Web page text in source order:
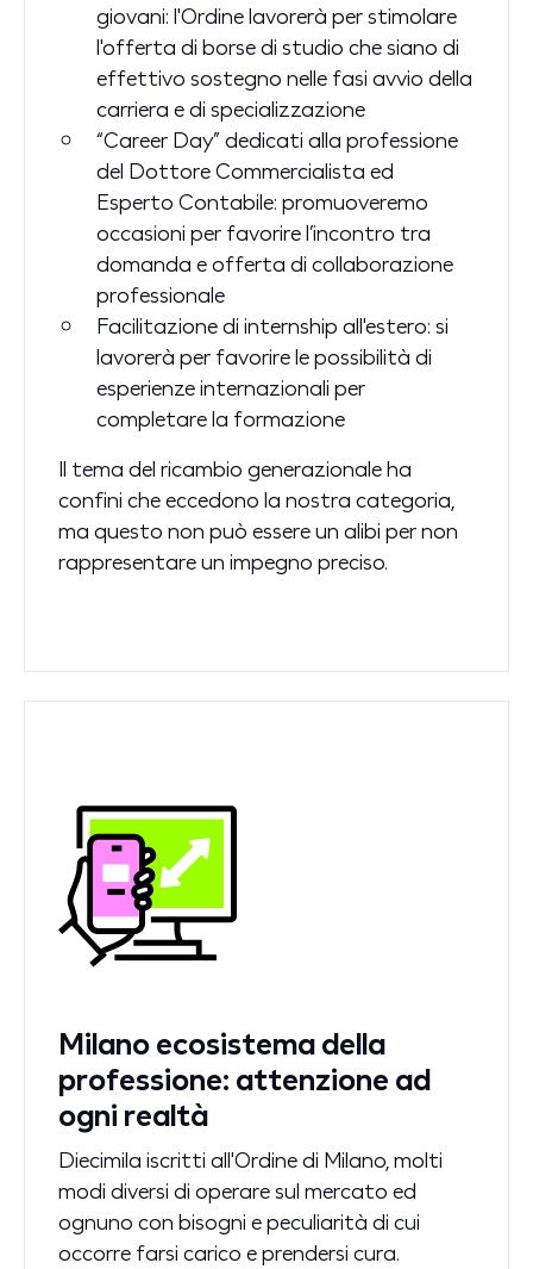
giovani: l'Ordine lavorerà per stimolare
l'offerta di borse di studio che siano di
effettivo sostegno nelle fasi avvio della
carriera e di specializzazione
“Career Day” dedicati alla professione
del Dottore Commercialista ed
Esperto Contabile: promuoveremo
occasioni per favorire l’incontro tra
domanda e offerta di collaborazione
professionale
Facilitazione di internship all'estero: si
lavorerà per favorire le possibilità di
esperienze internazionali per
completare la formazione
Il tema del ricambio generazionale ha
confini che eccedono la nostra categoria,
ma questo non può essere un alibi per non
rappresentare un impegno preciso.
Milano ecosistema della
professione: attenzione ad
ogni realtà
Diecimila iscritti all'Ordine di Milano, molti
modi diversi di operare sul mercato ed
ognuno con bisogni e peculiarità di cui
occorre farsi carico e prendersi cura.